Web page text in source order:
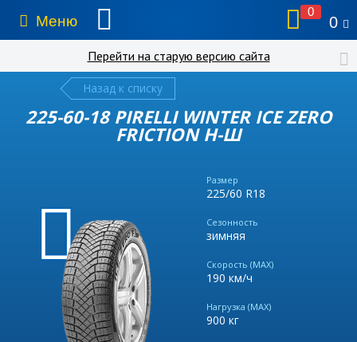
Меню
0
0
Перейти на старую версию сайта
Назад к списку
225-60-18 PIRELLI WINTER ICE ZERO
FRICTION Н-Ш
Размер
225/60 R18
Сезонность
зимняя
Скорость (MAX)
190 км/ч
Нагрузка (MAX)
900 кг